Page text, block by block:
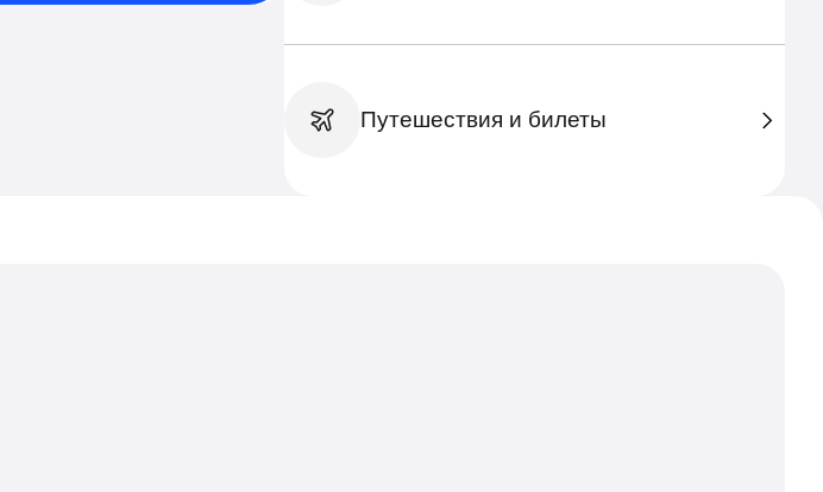
Путешествия и билеты